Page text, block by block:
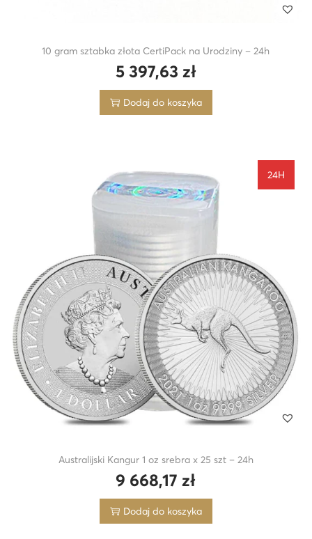
10 gram sztabka złota CertiPack na Urodziny – 24h
5 397,63 zł
Dodaj do koszyka
Australijski Kangur 1 oz srebra x 25 szt – 24h
9 668,17zł
24H
Dodaj do koszyka